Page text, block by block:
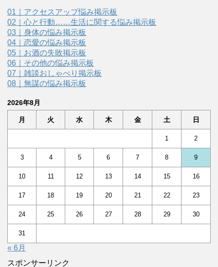
01｜アクセスアップ悩み掲示板
02｜心と行動……生活に関する悩み掲示板
03｜身体の悩み掲示板
04｜恋愛の悩み掲示板
05｜お酒の失敗掲示板
06｜その他の悩み掲示板
07｜雑談おしゃべり掲示板
08｜無謀の悩み掲示板
2026年8月
月 火 水 木 金 土 日
1 2
3 4 5 6 7 8 9
10 11 12 13 14 15 16
17 18 19 20 21 22 23
24 25 26 27 28 29 30
31
« 6月
スポンサーリンク